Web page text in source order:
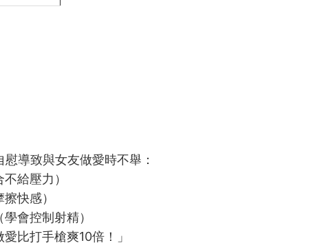
導致與女友做愛時不舉：
給壓力）
快感）
會控制射精）
比打手槍爽10倍！」